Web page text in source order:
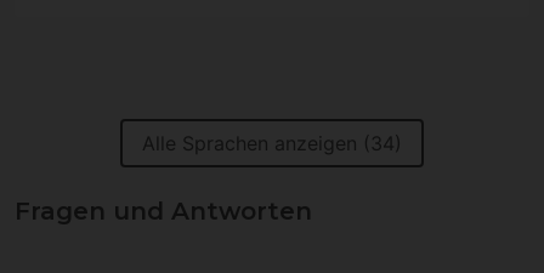
Alle Sprachen anzeigen (34)
Fragen und Antworten